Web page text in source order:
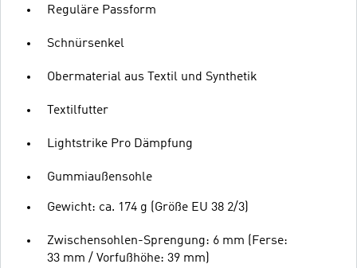
Reguläre Passform
Schnürsenkel
Obermaterial aus Textil und Synthetik
Textilfutter
Lightstrike Pro Dämpfung
Gummiaußensohle
Gewicht: ca. 174 g (Größe EU 38 2/3)
Zwischensohlen-Sprengung: 6 mm (Ferse:
33 mm / Vorfußhöhe: 39 mm)